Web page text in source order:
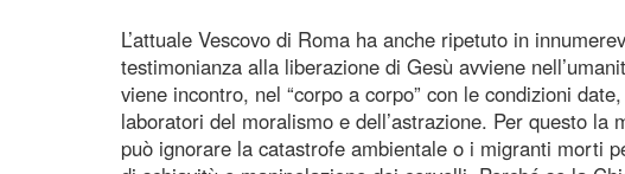
L’attuale Vescovo di Roma ha anche ripetuto in
testimonianza alla liberazione di Gesù avviene
viene incontro, nel “corpo a corpo” con le condizioni
laboratori del moralismo e dell’astrazione. Per questo
può ignorare la catastrofe ambientale o i migranti morti